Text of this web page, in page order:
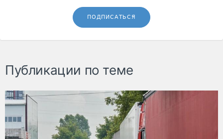
ПОДПИСАТЬСЯ
Публикации по теме